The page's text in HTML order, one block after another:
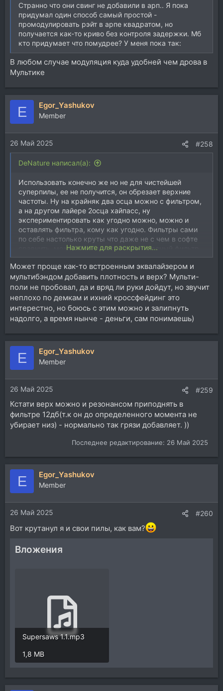
Странно что они свинг не добавили в арп.. Я пока
придумал один способ самый простой -
промодулировать рэйт в арпе квадратом, но
получается как-то криво без контроля задержки. Мб
кто придумает что помудрее? У меня пока так:
В любом случае модуляция куда удобней чем дрова в
Мультике
E Egor_Yashukov
Member
26 Май 2025 #258
DeNature написал(а):
Использовать конечно же но не для чистейшей
суперпилы, ее не получится, он обрезает верхние
частоты. Ну на крайняк два осца можно с фильтром,
а на другом лайере 2осца хайпасс, ну
экспериментировать как угодно можно, можно и
оставлять фильтра, кому как угодно. Фильтры сами
по себе настолько круты что даже не с чем в софте
сравнить, может Hive, у него тоже классный фильтр,
но плотность звука у Мультяшки зашкаливает)
Нажмите для раскрытия...
Может проще как-то встроенным эквалайзером и
мультибэндом добавить плотность и верх? Мульти-
поли не пробовал, да и вряд ли руки дойдут, но звучит
неплохо по демкам и ихний кроссфейдинг это
интерестно, но боюсь с этим можно и залипнуть
надолго, а время нынче - деньги, сам понимаешь)
E Egor_Yashukov
Member
26 Май 2025 #259
Кстати верх можно и резонансом приподнять в
фильтре 12дб(т.к он до определенного момента не
убирает низ) - нормально так грязи добавляет. ))
Последнее редактирование: 26 Май 2025
E Egor_Yashukov
Member
26 Май 2025 #260
Вот крутанул я и свои пилы, как вам?
Вложения
Supersaws 1.1.mp3
1,8 MB